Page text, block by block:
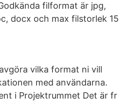
filformat är jpg,
docx och max filstorlek 15
vilka format ni vill
med användarna.
i Projektrummet Det är fr